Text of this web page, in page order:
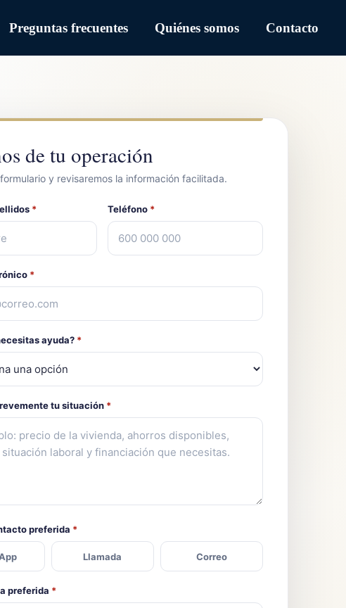
Preguntas frecuentes Quiénes somos Contacto
de tu operación
y revisaremos la información facilitada.
* Teléfono *
*
ayuda? *
tu situación *
preferida *
Llamada Correo
preferida *